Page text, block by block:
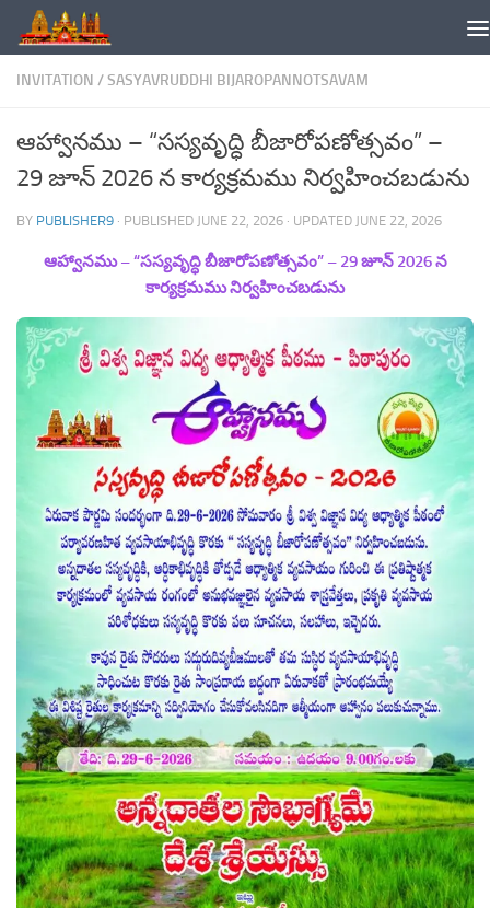
Skip to content
INVITATION /SASYAVRUDDHI BIJAROPANNOTSAVAM
ఆహ్వానము – “సస్యవృద్ధి బీజారోపణోత్సవం” –
29 జూన్ 2026 న కార్యక్రమము నిర్వహించబడును
BY PUBLISHER9 · PUBLISHED JUNE 22, 2026 · UPDATED JUNE 22, 2026
ఆహ్వానము – “సస్యవృద్ధి బీజారోపణోత్సవం” – 29 జూన్ 2026 న
కార్యక్రమము నిర్వహించబడును